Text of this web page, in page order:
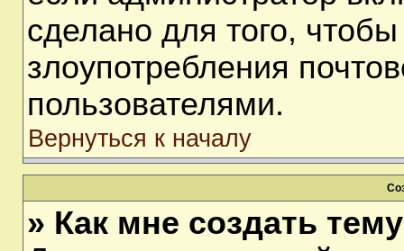
сделано для того,
злоупотребления
пользователями.
Вернуться к началу
» Как мне создать